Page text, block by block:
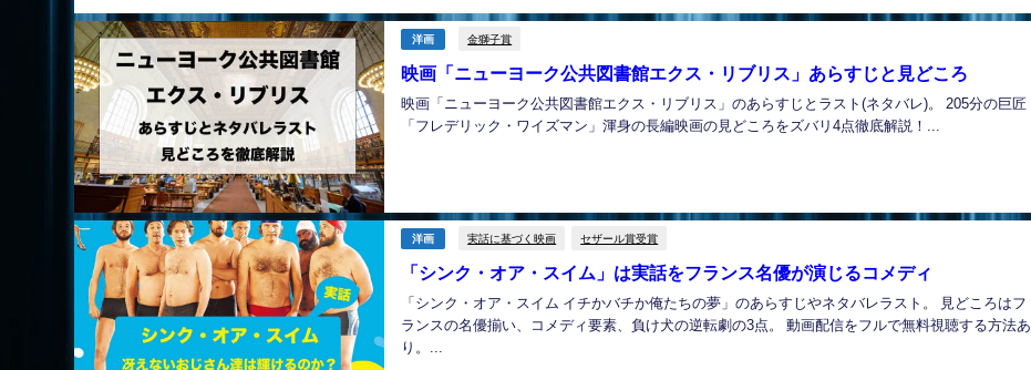
洋画 金獅子賞
映画「ニューヨーク公共図書館エクス・リブリス」あらすじと見どころ
映画「ニューヨーク公共図書館エクス・リブリス」のあらすじとラスト(ネタバレ)。 205分の巨匠
「フレデリック・ワイズマン」渾身の長編映画の見どころをズバリ4点徹底解説！...
洋画 実話に基づく映画 セザール賞受賞
「シンク・オア・スイム」は実話をフランス名優が演じるコメディ
「シンク・オア・スイム イチかバチか俺たちの夢」のあらすじやネタバレラスト。 見どころはフ
ランスの名優揃い、コメディ要素、負け犬の逆転劇の3点。 動画配信をフルで無料視聴する方法あ
り。...